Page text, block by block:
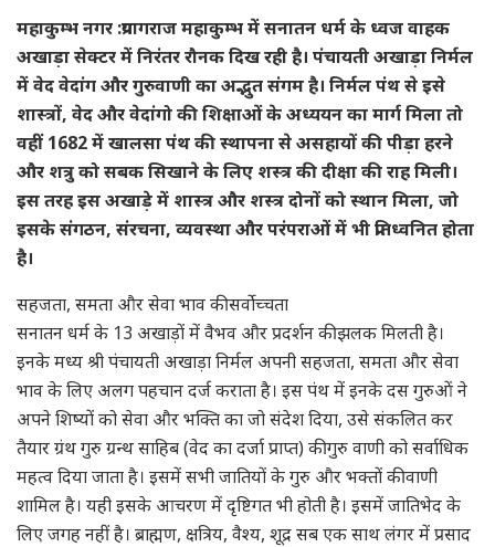
महाकुम्भ नगर :प्रयागराज महाकुम्भ में सनातन धर्म के ध्वज वाहक
अखाड़ा सेक्टर में निरंतर रौनक दिख रही है। पंचायती अखाड़ा निर्मल
में वेद वेदांग और गुरुवाणी का अद्भुत संगम है। निर्मल पंथ से इसे
शास्त्रों, वेद और वेदांगो की शिक्षाओं के अध्ययन का मार्ग मिला तो
वहीं 1682 में खालसा पंथ की स्थापना से असहायों की पीड़ा हरने
और शत्रु को सबक सिखाने के लिए शस्त्र की दीक्षा की राह मिली।
इस तरह इस अखाड़े में शास्त्र और शस्त्र दोनों को स्थान मिला, जो
इसके संगठन, संरचना, व्यवस्था और परंपराओं में भी प्रतिध्वनित होता
है।
सहजता, समता और सेवा भाव की सर्वोच्चता
सनातन धर्म के 13 अखाड़ों में वैभव और प्रदर्शन की झलक मिलती है।
इनके मध्य श्री पंचायती अखाड़ा निर्मल अपनी सहजता, समता और सेवा
भाव के लिए अलग पहचान दर्ज कराता है। इस पंथ में इनके दस गुरुओं ने
अपने शिष्यों को सेवा और भक्ति का जो संदेश दिया, उसे संकलित कर
तैयार ग्रंथ गुरु ग्रन्थ साहिब (वेद का दर्जा प्राप्त) की गुरु वाणी को सर्वाधिक
महत्व दिया जाता है। इसमें सभी जातियों के गुरु और भक्तों की वाणी
शामिल है। यही इसके आचरण में दृष्टिगत भी होती है। इसमें जातिभेद के
लिए जगह नहीं है। ब्राह्मण, क्षत्रिय, वैश्य, शूद्र सब एक साथ लंगर में प्रसाद